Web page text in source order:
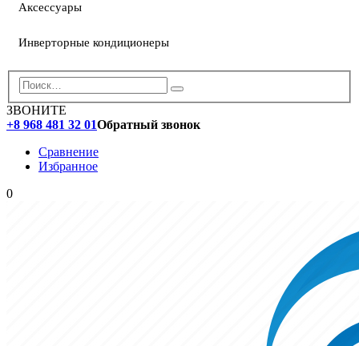
Аксессуары
Инверторные кондиционеры
ЗВОНИТЕ
+8 968 481 32 01Обратный звонок
Сравнение
Избранное
0